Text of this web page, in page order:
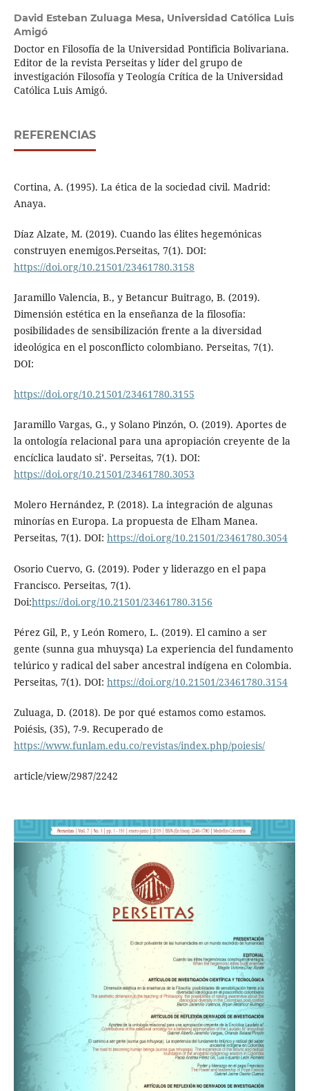
David Esteban Zuluaga Mesa, Universidad Católica Luis
Amigó
Doctor en Filosofía de la Universidad Pontificia Bolivariana.
Editor de la revista Perseitas y líder del grupo de
investigación Filosofía y Teología Crítica de la Universidad
Católica Luis Amigó.
REFERENCIAS
Cortina, A. (1995). La ética de la sociedad civil. Madrid:
Anaya.
Díaz Alzate, M. (2019). Cuando las élites hegemónicas
construyen enemigos.Perseitas, 7(1). DOI:
https://doi.org/10.21501/23461780.3158
Jaramillo Valencia, B., y Betancur Buitrago, B. (2019).
Dimensión estética en la enseñanza de la filosofía:
posibilidades de sensibilización frente a la diversidad
ideológica en el posconflicto colombiano. Perseitas, 7(1).
DOI:
https://doi.org/10.21501/23461780.3155
Jaramillo Vargas, G., y Solano Pinzón, O. (2019). Aportes de
la ontología relacional para una apropiación creyente de la
encíclica laudato si’. Perseitas, 7(1). DOI:
https://doi.org/10.21501/23461780.3053
Molero Hernández, P. (2018). La integración de algunas
minorías en Europa. La propuesta de Elham Manea.
Perseitas, 7(1). DOI: https://doi.org/10.21501/23461780.3054
Osorio Cuervo, G. (2019). Poder y liderazgo en el papa
Francisco. Perseitas, 7(1).
Doi:https://doi.org/10.21501/23461780.3156
Pérez Gil, P., y León Romero, L. (2019). El camino a ser
gente (sunna gua mhuysqa) La experiencia del fundamento
telúrico y radical del saber ancestral indígena en Colombia.
Perseitas, 7(1). DOI: https://doi.org/10.21501/23461780.3154
Zuluaga, D. (2018). De por qué estamos como estamos.
Poiésis, (35), 7-9. Recuperado de
https://www.funlam.edu.co/revistas/index.php/poiesis/
article/view/2987/2242